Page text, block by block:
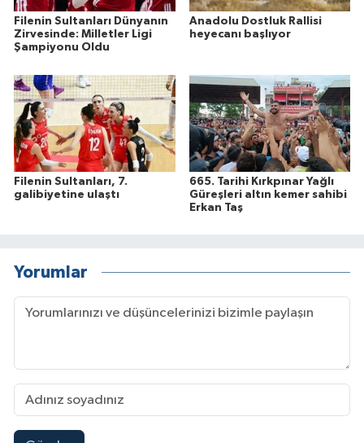
Filenin Sultanları Dünyanın
Zirvesinde: Milletler Ligi
Şampiyonu Oldu
Anadolu Dostluk Rallisi
heyecanı başlıyor
Filenin Sultanları, 7.
galibiyetine ulaştı
665. Tarihi Kırkpınar Yağlı
Güreşleri altın kemer sahibi
Erkan Taş
Yorumlar